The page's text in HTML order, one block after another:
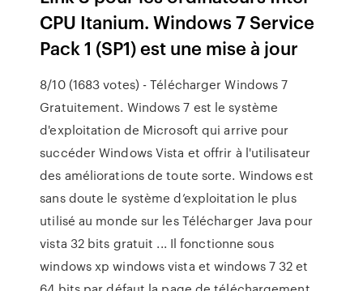
CPU Itanium. Windows 7 Service
Pack 1 (SP1) est une mise à jour
8/10 (1683 votes) - Télécharger Windows 7
Gratuitement. Windows 7 est le système
d'exploitation de Microsoft qui arrive pour
succéder Windows Vista et offrir à l'utilisateur
des améliorations de toute sorte. Windows est
sans doute le système d’exploitation le plus
utilisé au monde sur les Télécharger Java pour
vista 32 bits gratuit ... Il fonctionne sous
windows xp windows vista et windows 7 32 et